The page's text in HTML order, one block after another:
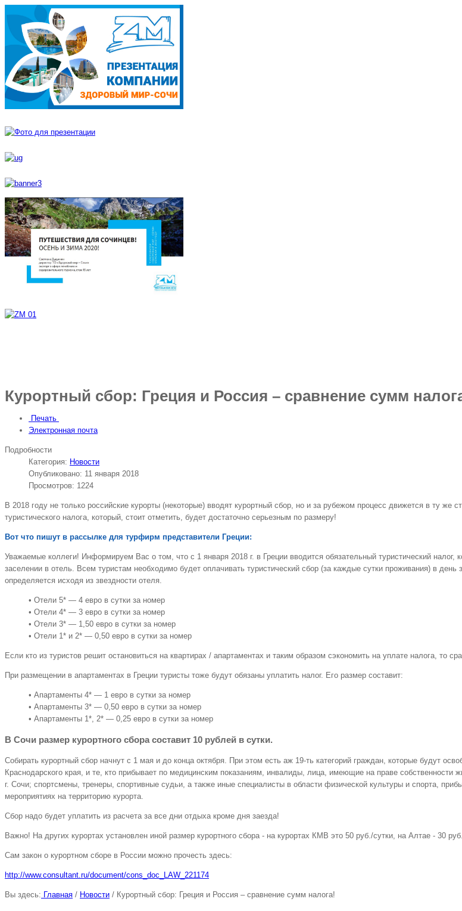
Курортный сбор: Греция и Россия – сравнение сумм
Печать
Электронная почта
Подробности
Категория: Новости
Опубликовано: 11 января 2018
Просмотров: 1224
В 2018 году не только российские курорты (некоторые) вводят курортный сбор, но и за рубежом процесс движется в ту же
туристического налога, который, стоит отметить, будет достаточно серьезным по размеру!
Вот что пишут в рассылке для турфирм представители Греции:
Уважаемые коллеги! Информируем Вас о том, что с 1 января 2018 г. в Греции вводится обязательный туристический
заселении в отель. Всем туристам необходимо будет оплачивать туристический сбор (за каждые сутки проживания) в день
определяется исходя из звездности отеля.
• Отели 5* — 4 евро в сутки за номер
• Отели 4* — 3 евро в сутки за номер
• Отели 3* — 1,50 евро в сутки за номер
• Отели 1* и 2* — 0,50 евро в сутки за номер
Если кто из туристов решит остановиться на квартирах / апартаментах и таким образом сэкономить на уплате налога, то
При размещении в апартаментах в Греции туристы тоже будут обязаны уплатить налог. Его размер составит:
• Апартаменты 4* — 1 евро в сутки за номер
• Апартаменты 3* — 0,50 евро в сутки за номер
• Апартаменты 1*, 2* — 0,25 евро в сутки за номер
В Сочи размер курортного сбора составит 10 рублей в сутки.
Собирать курортный сбор начнут с 1 мая и до конца октября. При этом есть аж 19-ть категорий граждан, которые будут
Краснодарского края, и те, кто прибывает по медицинским показаниям, инвалиды, лица, имеющие на праве
г. Сочи; спортсмены, тренеры, спортивные судьи, а также иные специалисты в области физической культуры и спорта,
мероприятиях на территорию курорта.
Сбор надо будет уплатить из расчета за все дни отдыха кроме дня заезда!
Важно! На других курортах установлен иной размер курортного сбора - на курортах КМВ это 50 руб./сутки, на Алтае - 30 руб.
Сам закон о курортном сборе в России можно прочесть здесь:
http://www.consultant.ru/document/cons_doc_LAW_221174
Вы здесь: Главная / Новости / Курортный сбор: Греция и Россия – сравнение сумм налога!